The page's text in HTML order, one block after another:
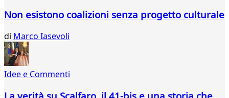
Non esistono coalizioni senza progetto culturale
di Marco Iasevoli
Idee e Commenti